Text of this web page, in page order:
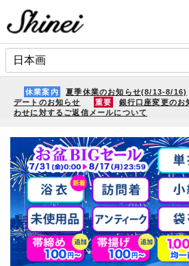
休業案内 夏季休業のお知らせ(8/13-8/16)
デートのお知らせ
重要 銀行口座変更のお
わせに対するご返信メールについて